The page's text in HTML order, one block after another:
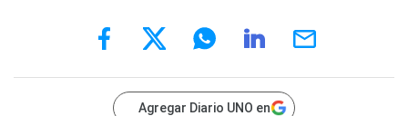
Agregar Diario UNO en